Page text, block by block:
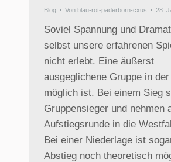
Blog Von blau-rot-paderborn-cxus 28.
Soviel Spannung und
selbst unsere erfahrenen
nicht erlebt. Eine äußerst
ausgeglichene Gruppe in
möglich ist. Bei einem Sieg
Gruppensieger und nehmen
Aufstiegsrunde in die
Bei einer Niederlage ist
Abstieg noch theoretisch